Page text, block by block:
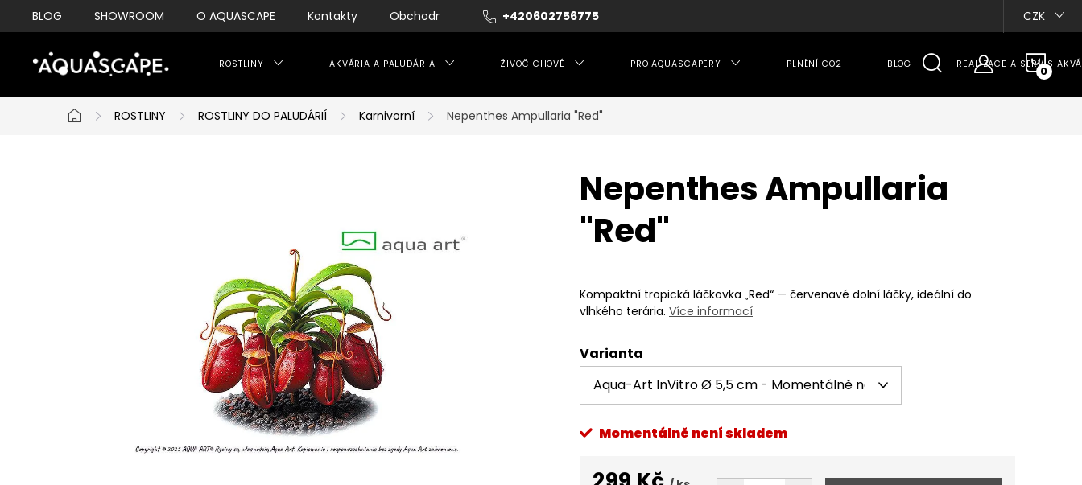
Přejít
na
+420602756775
BLOG SHOWROOM O AQUASCAPE Kontakty Obchodní podmínky Moje objednávka CZK
ROSTLINY AKVÁRIA A PALUDÁRIA ŽIVOČICHOVÉ PRO AQUASCAPERY PLNĚNÍ CO2 BLOG REALIZACE A SERVIS
Domů
ROSTLINY ROSTLINY DO PALUDÁRIÍ Karnivorní Nepenthes Ampullaria "Red"
Nepenthes Ampullaria
"Red"
Kompaktní tropická láčkovka „Red“ — červenavé dolní láčky, ideální do
vlhkého terária. Více informací
Varianta
Momentálně není skladem